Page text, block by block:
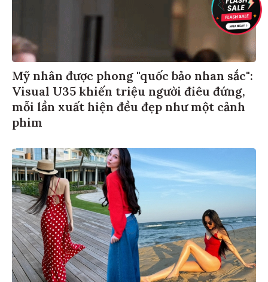
Mỹ nhân được phong "quốc bảo nhan sắc":
Visual U35 khiến triệu người điêu đứng,
mỗi lần xuất hiện đều đẹp như một cảnh
phim